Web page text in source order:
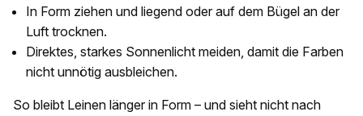
In Form ziehen und liegend oder auf dem Bügel an der
Luft trocknen.
Direktes, starkes Sonnenlicht meiden, damit die Farben
nicht unnötig ausbleichen.
So bleibt Leinen länger in Form – und sieht nicht nach